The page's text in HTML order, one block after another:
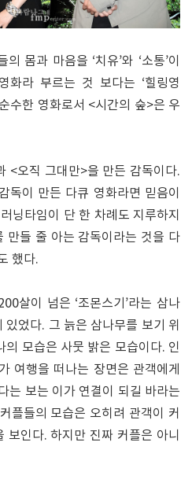
몸과 마음을 ‘치유’와 ‘소통’이
화라 부르는 것 보다는 ‘힐링영
수한 영화로서 <시간의 숲>은 우
<오직 그대만>을 만든 감독이다.
독이 만든 다큐 영화라면 믿음이
닝타임이 단 한 차례도 지루하지
만들 줄 아는 감독이라는 것을 다
했다.
살이 넘은 ‘조몬스기’라는 삼나
었다. 그 늙은 삼나무를 보기 위
의 모습은 사뭇 밝은 모습이다. 인
여행을 떠나는 장면은 관객에게
는 보는 이가 연결이 되길 바라는
플들의 모습은 오히려 관객이 커
보인다. 하지만 진짜 커플은 아니